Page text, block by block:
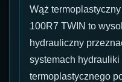
Wąż
100R7 TWIN to
hydrauliczny
systemach hydrauliki
termoplastycznego